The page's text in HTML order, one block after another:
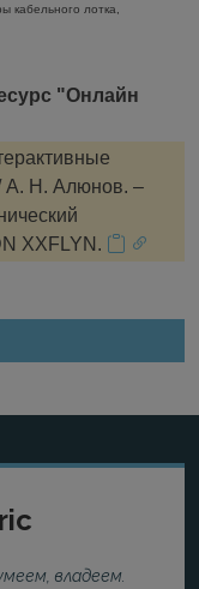
кабельного лотка,
"Онлайн
А. Н. Алюнов. –
XXFLYN.
владеем.